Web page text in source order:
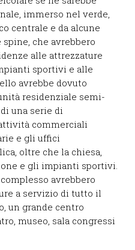
immerso nel verde,
centrale e da alcune
che avrebbero
alle attrezzature
sportivi e alle
avrebbe dovuto
residenziale semi-
una serie di
commerciali
e gli uffici
oltre che la chiesa,
e gli impianti sportivi.
avrebbero
a servizio di tutto il
un grande centro
museo, sala congressi